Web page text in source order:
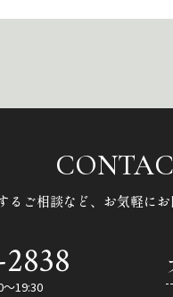
るご相談など、 お気軽にお
19:30